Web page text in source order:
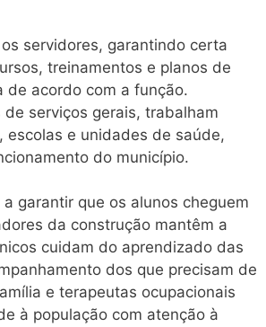
servidores, garantindo certa
treinamentos e planos de
de acordo com a função.
serviços gerais, trabalham
escolas e unidades de saúde,
do município.
garantir que os alunos cheguem
da construção mantêm a
cuidam do aprendizado das
dos que precisam de
e terapeutas ocupacionais
à população com atenção à